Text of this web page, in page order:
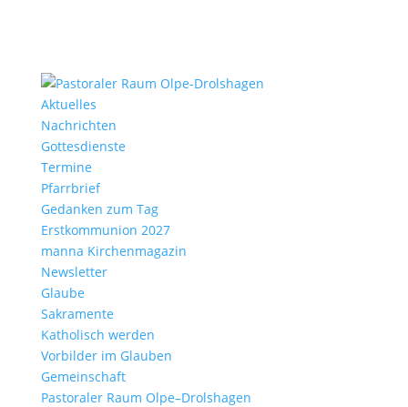
Aktu­elles
Nach­richten
Gottes­dienste
Termine
Pfarr­brief
Gedanken zum Tag
Erst­kom­mu­nion 2027
manna Kirchen­ma­gazin
News­letter
Glaube
Sakra­mente
Katho­lisch werden
Vorbilder im Glauben
Gemein­schaft
Pasto­raler Raum Olpe–Drolshagen